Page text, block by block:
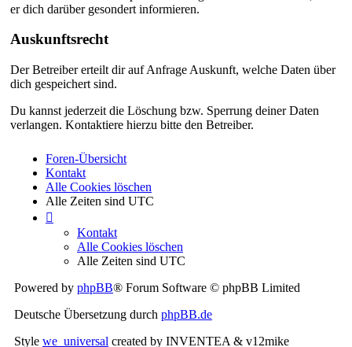
er dich darüber gesondert informieren.
Auskunftsrecht
Der Betreiber erteilt dir auf Anfrage Auskunft, welche Daten über
dich gespeichert sind.
Du kannst jederzeit die Löschung bzw. Sperrung deiner Daten
verlangen. Kontaktiere hierzu bitte den Betreiber.
Foren-Übersicht
Kontakt
Alle Cookies löschen
Alle Zeiten sind UTC
Kontakt
Alle Cookies löschen
Alle Zeiten sind UTC
Powered by phpBB® Forum Software © phpBB Limited
Deutsche Übersetzung durch phpBB.de
Style we_universal created by INVENTEA & v12mike